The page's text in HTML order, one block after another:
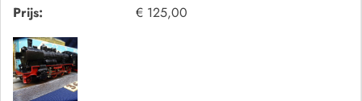
Prijs:
€ 125,00